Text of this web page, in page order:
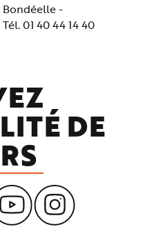
-
01 40 44 14 40
DE